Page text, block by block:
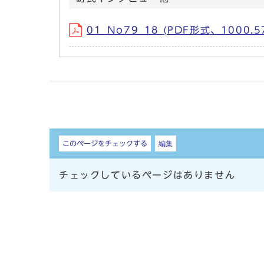
01_No79_18 (PDF形式、
しおり
このページをチェックする 編集
チェックしているページはありません